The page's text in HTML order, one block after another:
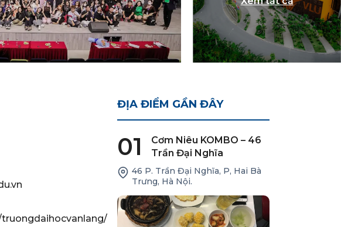
ĐỊA ĐIỂM GẦN ĐÂY
01
Cơm Niêu KOMBO – 46
Trần Đại Nghĩa
46 P. Trần Đại Nghĩa, P, Hai Bà
Trưng, Hà Nội.